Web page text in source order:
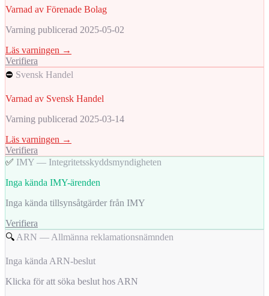
Varnad av Förenade Bolag
Varning publicerad 2025-05-02
Läs varningen →
Verifiera
⛔ Svensk Handel
Varnad av Svensk Handel
Varning publicerad 2025-03-14
Läs varningen →
Verifiera
✅ IMY — Integritetsskyddsmyndigheten
Inga kända IMY-ärenden
Inga kända tillsynsåtgärder från IMY
Verifiera
🔍 ARN — Allmänna reklamationsnämnden
Inga kända ARN-beslut
Klicka för att söka beslut hos ARN